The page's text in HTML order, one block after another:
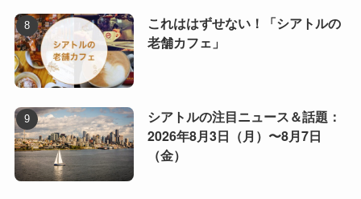
これははずせない！「シアトルの
老舗カフェ」
シアトルの注目ニュース＆話題：
2026年8月3日（月）〜8月7日
（金）